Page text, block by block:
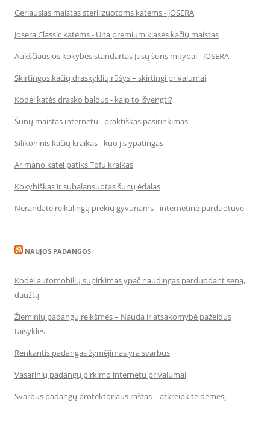
Geriausias maistas sterilizuotoms katėms - JOSERA
Josera Classic katėms - Ulta premium klasės kačių maistas
Aukščiausios kokybės standartas Jūsų šuns mitybai - JOSERA
Skirtingos kačių draskyklių rūšys – skirtingi privalumai
Kodėl katės drasko baldus - kaip to išvengti?
Šunų maistas internetu - praktiškas pasirinkimas
Silikoninis kačių kraikas - kuo jis ypatingas
Ar mano katei patiks Tofu kraikas
Kokybiškas ir subalansuotas šunų ėdalas
Nerandate reikalingų prekių gyvūnams - internetinė parduotuvė
NAUJOS PADANGOS
Kodėl automobilių supirkimas ypač naudingas parduodant seną,
daužtą
Žieminių padangų reikšmės – Nauda ir atsakomybė pažeidus
taisykles
Renkantis padangas žymėjimas yra svarbus
Vasarinių padangų pirkimo internetu privalumai
Svarbus padangų protektoriaus raštas – atkreipkite dėmesį